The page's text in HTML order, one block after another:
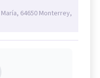
64650 Monterrey,